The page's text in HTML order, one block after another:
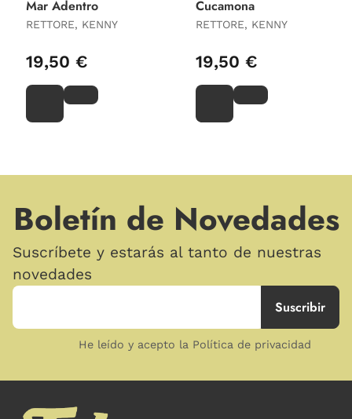
Mar Adentro
RETTORE, KENNY
19,50 €
Cucamona
RETTORE, KENNY
19,50 €
Boletín de Novedades
Suscríbete y estarás al tanto de nuestras
novedades
He leído y acepto la Política de privacidad